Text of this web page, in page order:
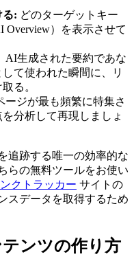
る: どのターゲットキー
）を表示させて
AI生成された要約であな
て使われた瞬間に、リ
る。
ージが最も頻繁に特集さ
分析して再現しましょ
追跡する唯一の効率的な
らの無料ツールをお使い
クトラッカー サイトの
スデータを取得するため
ンツの作り方